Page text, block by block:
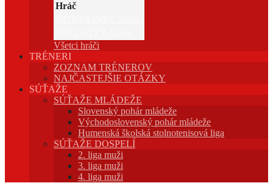
Hráč
Všetci hráči
TRÉNERI
ZOZNAM TRÉNEROV
NAJČASTEJŠIE OTÁZKY
SÚŤAŽE
SÚŤAŽE MLÁDEŽE
Slovenský pohár mládeže
Východoslovenský pohár mládeže
Humenská školská stolnotenisová liga
SÚŤAŽE DOSPELÍ
2. liga muži
3. liga muži
4. liga muži